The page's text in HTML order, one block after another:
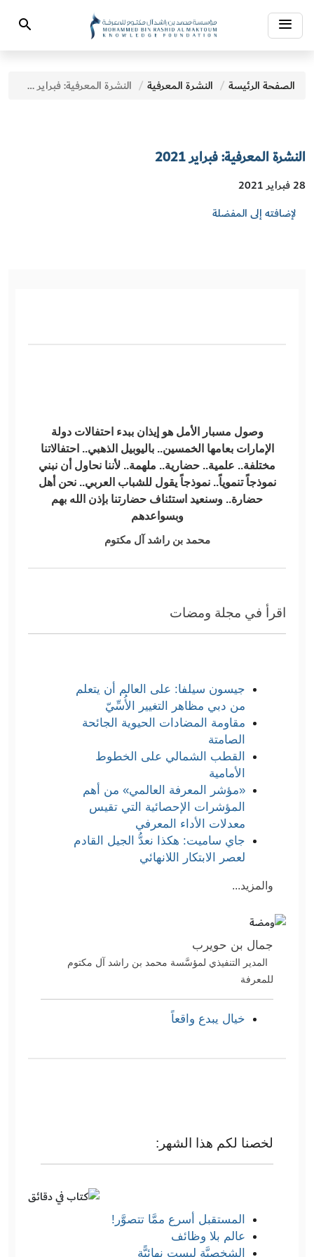
Toggle
navigation
Search
الصفحة الرئيسة النشرة المعرفية النشرة المعرفية: فبراير 2021
النشرة المعرفية: فبراير 2021
28 فبراير 2021
لإضافته إلى المفضلة
وصول مسبار الأمل هو إيذان ببدء احتفالات دولة
الإمارات بعامها الخمسين.. باليوبيل الذهبي.. احتفالاتنا
مختلفة.. علمية.. حضارية.. ملهمة.. لأننا نحاول أن نبني
نموذجاً تنموياً.. نموذجاً يقول للشباب العربي.. نحن أهل
حضارة.. وسنعيد استئناف حضارتنا بإذن الله بهم
وبسواعدهم
محمد بن راشد آل مكتوم
اقرأ في مجلة ومضات
جيسون سيلفا: على العالم أن يتعلم
من دبي مظاهر التغيير الأُسِّيّ
مقاومة المضادات الحيوية الجائحة
الصامتة
القطب الشمالي على الخطوط
الأمامية
«مؤشر المعرفة العالمي» من أهم
المؤشرات الإحصائية التي تقيس
معدلات الأداء المعرفي
جاي ساميت: هكذا نعدُّ الجيل القادم
لعصر الابتكار اللانهائي
والمزيد...
جمال بن حويرب
المدير التنفيذي لمؤسَّسة محمد بن راشد آل مكتوم
للمعرفة
خيال يبدع واقعاً
لخصنا لكم هذا الشهر:
المستقبل أسرع ممَّا تتصوَّر!
عالم بلا وظائف
الشخصيَّة ليست نهائيًّة